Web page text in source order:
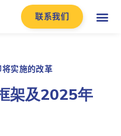
联系我们
实施的改革
架及2025年